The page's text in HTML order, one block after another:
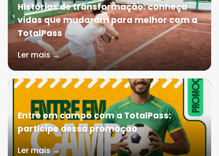
Histórias de transformação: conheça
vidas que mudaram para melhor com a
TotalPass
Ler mais →
Entre em campo com a TotalPass:
participe dessa promoção
Ler mais →